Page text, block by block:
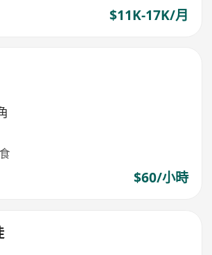
$11K-17K/月
$60/小時